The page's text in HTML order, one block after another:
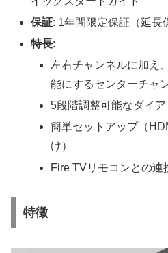
保証: 1年間限定保証（延長
特長:
左右チャンネルに加え
能にするセンターチャ
5段階調整可能なダイ
簡単セットアップ（
け）
Fire TVリモコンとの連
特徴